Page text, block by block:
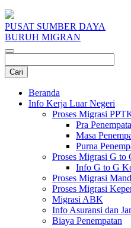
PUSAT SUMBER DAYA
BURUH MIGRAN
Beranda
Info Kerja Luar Negeri
Proses Migrasi
Pra
Masa
Purna
Proses Migrasi G to
Info G to G
Proses Migrasi
Proses Migrasi
Migrasi ABK
Info Asuransi dan
Biaya Penempatan